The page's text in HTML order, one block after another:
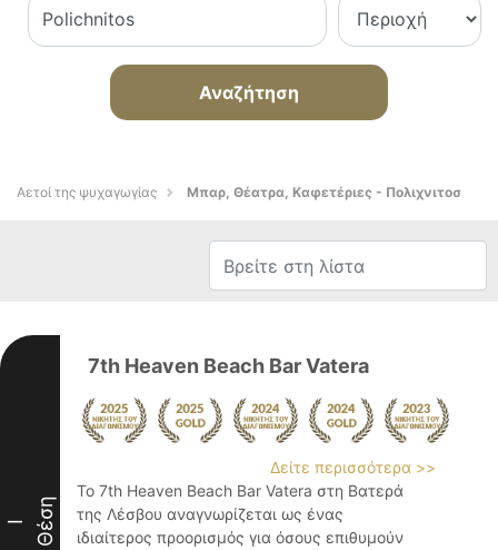
Αναζήτηση
Αετοί της ψυχαγωγίας Μπαρ, Θέατρα, Καφετέριες - Πολιχνιτοσ
I Θέση
7th Heaven Beach Bar Vatera
Δείτε περισσότερα >>
Το 7th Heaven Beach Bar Vatera στη Βατερά
της Λέσβου αναγνωρίζεται ως ένας
ιδιαίτερος προορισμός για όσους επιθυμούν